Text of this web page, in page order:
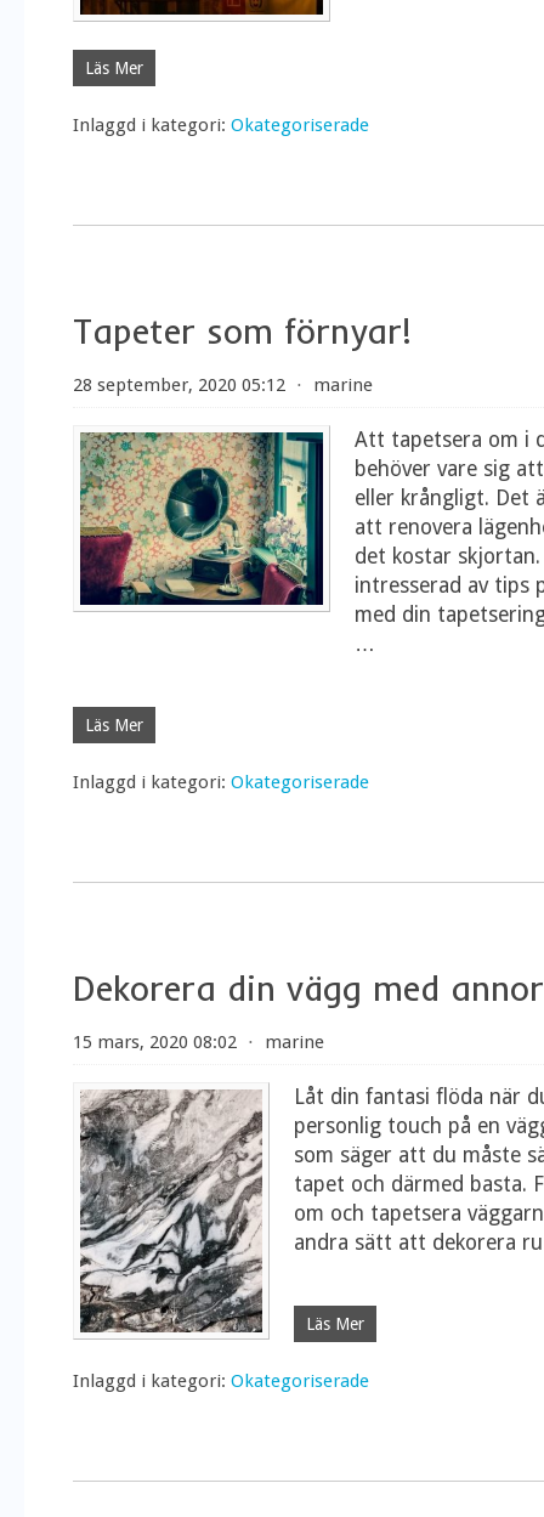
Läs Mer
Inlaggd i kategori: Okategoriserade
Tapeter som förnyar!
28 september, 2020 05:12 ⋅ marine
Att tapetsera om i
behöver vare sig
eller krångligt. Det
att renovera
det kostar
intresserad av tips
med din
…
Läs Mer
Inlaggd i kategori: Okategoriserade
Dekorera din vägg med
15 mars, 2020 08:02 ⋅ marine
Låt din fantasi flöda när
personlig touch på en
som säger att du måste
tapet och därmed basta.
om och tapetsera
andra sätt att dekorera
Läs Mer
Inlaggd i kategori: Okategoriserade